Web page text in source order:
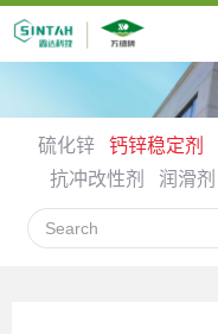
硫化锌 钙锌稳定剂
抗冲改性剂
润滑剂